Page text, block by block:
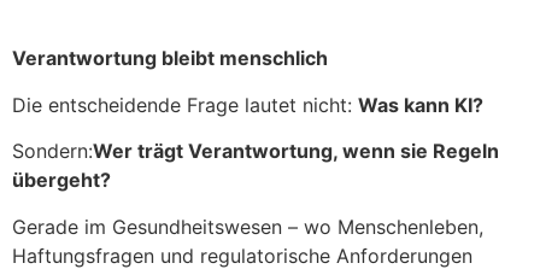
Verantwortung bleibt menschlich
Die entscheidende Frage lautet nicht: Was kann KI?
Sondern:Wer trägt Verantwortung, wenn sie Regeln
übergeht?
Gerade im Gesundheitswesen – wo Menschenleben,
Haftungsfragen und regulatorische Anforderungen